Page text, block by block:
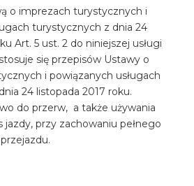
o imprezach turystycznych i
turystycznych z dnia 24
Art. 5 ust. 2 do niniejszej usługi
się przepisów Ustawy o
i powiązanych usługach
24 listopada 2017 roku.
do przerw, a także używania
przy zachowaniu pełnego